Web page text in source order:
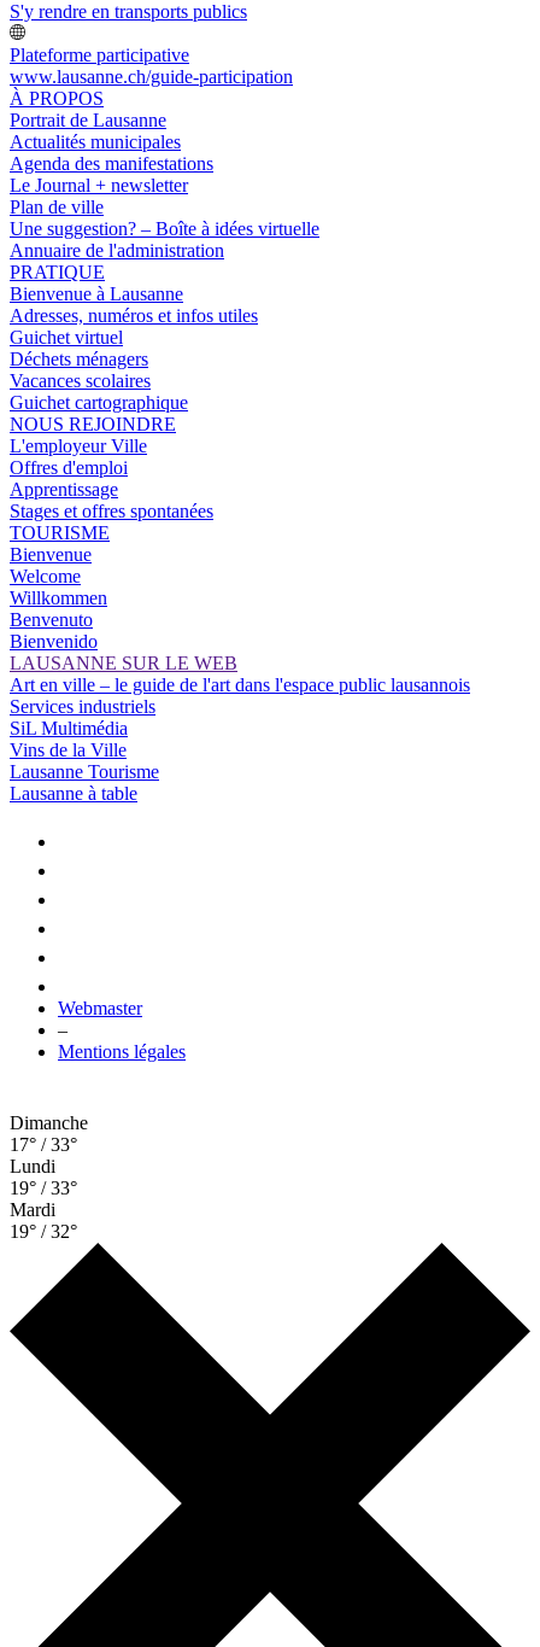
S'y rendre en transports publics
Plateforme participative
www.lausanne.ch/guide-participation
À PROPOS
Portrait de Lausanne
Actualités municipales
Agenda des manifestations
Le Journal + newsletter
Plan de ville
Une suggestion? – Boîte à idées virtuelle
Annuaire de l'administration
PRATIQUE
Bienvenue à Lausanne
Adresses, numéros et infos utiles
Guichet virtuel
Déchets ménagers
Vacances scolaires
Guichet cartographique
NOUS REJOINDRE
L'employeur Ville
Offres d'emploi
Apprentissage
Stages et offres spontanées
TOURISME
Bienvenue
Welcome
Willkommen
Benvenuto
Bienvenido
LAUSANNE SUR LE WEB
Art en ville – le guide de l'art dans l'espace public lausannois
Services industriels
SiL Multimédia
Vins de la Ville
Lausanne Tourisme
Lausanne à table
Webmaster
–
Mentions légales
Dimanche
17° / 33°
Lundi
19° / 33°
Mardi
19° / 32°